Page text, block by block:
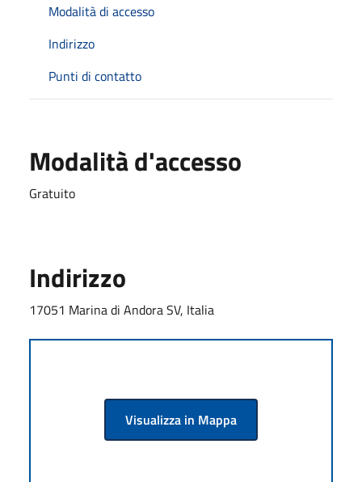
Modalità di accesso
Indirizzo
Punti di contatto
Modalità d'accesso
Gratuito
Indirizzo
17051 Marina di Andora SV, Italia
Visualizza in Mappa